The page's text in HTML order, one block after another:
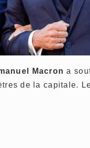
Macron a
de la capitale.